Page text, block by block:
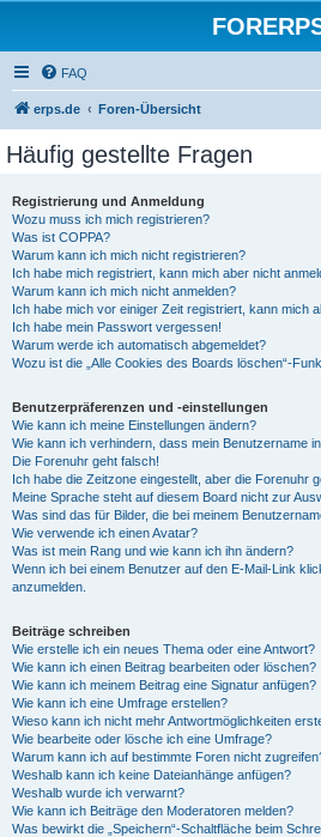
FAQ
erps.de Foren-Übersicht
Häufig gestellte Fragen
Registrierung und Anmeldung
Wozu muss ich mich registrieren?
Was ist COPPA?
Warum kann ich mich nicht registrieren?
Ich habe mich registriert, kann mich aber nicht
Warum kann ich mich nicht anmelden?
Ich habe mich vor einiger Zeit registriert, kann mich
Ich habe mein Passwort vergessen!
Warum werde ich automatisch abgemeldet?
Wozu ist die „Alle Cookies des Boards löschen“-
Benutzerpräferenzen und -einstellungen
Wie kann ich meine Einstellungen ändern?
Wie kann ich verhindern, dass mein Benutzername
Die Forenuhr geht falsch!
Ich habe die Zeitzone eingestellt, aber die Forenuhr
Meine Sprache steht auf diesem Board nicht zur
Was sind das für Bilder, die bei meinem
Wie verwende ich einen Avatar?
Was ist mein Rang und wie kann ich ihn ändern?
Wenn ich bei einem Benutzer auf den E-Mail-Link
anzumelden.
Beiträge schreiben
Wie erstelle ich ein neues Thema oder eine Antwort?
Wie kann ich einen Beitrag bearbeiten oder löschen?
Wie kann ich meinem Beitrag eine Signatur anfügen?
Wie kann ich eine Umfrage erstellen?
Wieso kann ich nicht mehr Antwortmöglichkeiten
Wie bearbeite oder lösche ich eine Umfrage?
Warum kann ich auf bestimmte Foren nicht
Weshalb kann ich keine Dateianhänge anfügen?
Weshalb wurde ich verwarnt?
Wie kann ich Beiträge den Moderatoren melden?
Was bewirkt die „Speichern“-Schaltfläche beim